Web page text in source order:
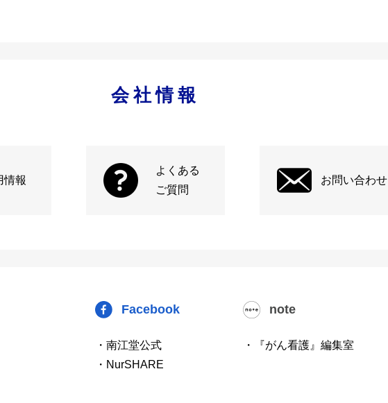
会社情報
情報
よくある
ご質問
お問い合わせ
Facebook
・南江堂公式
・NurSHARE
note
・『がん看護』編集室